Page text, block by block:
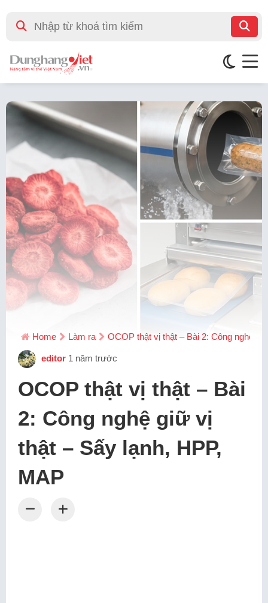
Home Làm ra OCOP thật vị thật – Bài 2: Công nghệ
editor 1 năm trước
OCOP thật vị thật – Bài
2: Công nghệ giữ vị
thật – Sấy lạnh, HPP,
MAP